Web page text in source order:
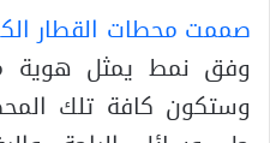
صممت محطات القطار
وفق نمط يمثل هوية
وستكون كافة تلك